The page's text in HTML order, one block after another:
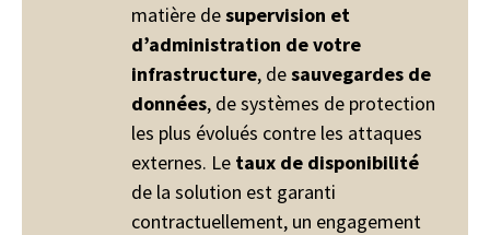
matière desupervision et
d’administration de votre
infrastructure, desauvegardes de
données, de systèmes de protection
les plus évolués contre les attaques
externes. Le taux de disponibilité
de la solution est garanti
contractuellement, un engagement